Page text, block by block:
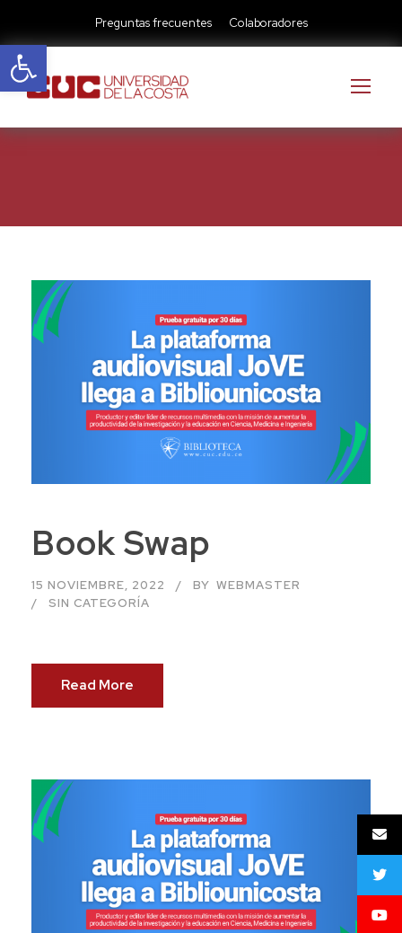
Abrir barra de herramientas
Preguntas frecuentes Colaboradores
Book Swap
15 NOVIEMBRE, 2022 BY WEBMASTER
SIN CATEGORÍA
Read More